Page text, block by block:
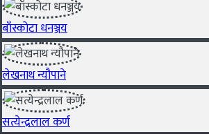
बाँस्कोटा धनञ्जय
लेखनाथ न्यौपाने
सत्येन्द्रलाल कर्ण